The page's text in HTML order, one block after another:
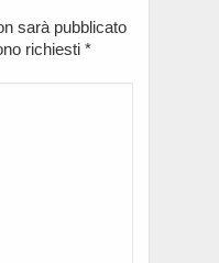
sarà pubblicato
richiesti *